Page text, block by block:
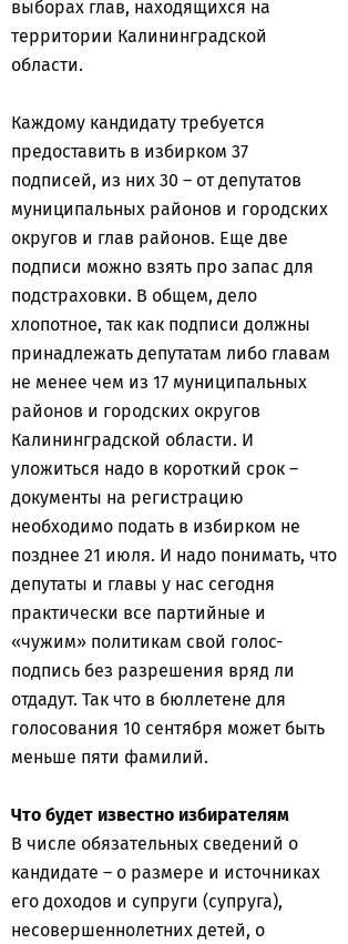
выборах глав, находящихся на
территории Калининградской
области.
Каждому кандидату требуется
предоставить в избирком 37
подписей, из них 30 – от депутатов
муниципальных районов и городских
округов и глав районов. Еще две
подписи можно взять про запас для
подстраховки. В общем, дело
хлопотное, так как подписи должны
принадлежать депутатам либо главам
не менее чем из 17 муниципальных
районов и городских округов
Калининградской области. И
уложиться надо в короткий срок –
документы на регистрацию
необходимо подать в избирком не
позднее 21 июля. И надо понимать, что
депутаты и главы у нас сегодня
практически все партийные и
«чужим» политикам свой голос-
подпись без разрешения вряд ли
отдадут. Так что в бюллетене для
голосования 10 сентября может быть
меньше пяти фамилий.
Что будет известно избирателям
В числе обязательных сведений о
кандидате – о размере и источниках
его доходов и супруги (супруга),
несовершеннолетних детей, о